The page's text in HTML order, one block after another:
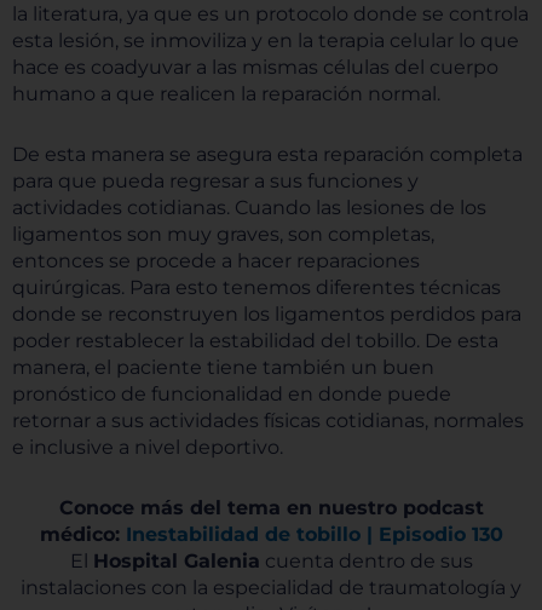
la literatura, ya que es un protocolo donde se controla
esta lesión, se inmoviliza y en la terapia celular lo que
hace es coadyuvar a las mismas células del cuerpo
humano a que realicen la reparación normal.
De esta manera se asegura esta reparación completa
para que pueda regresar a sus funciones y
actividades cotidianas. Cuando las lesiones de los
ligamentos son muy graves, son completas,
entonces se procede a hacer reparaciones
quirúrgicas. Para esto tenemos diferentes técnicas
donde se reconstruyen los ligamentos perdidos para
poder restablecer la estabilidad del tobillo. De esta
manera, el paciente tiene también un buen
pronóstico de funcionalidad en donde puede
retornar a sus actividades físicas cotidianas, normales
e inclusive a nivel deportivo.
Conoce más del tema en nuestro podcast
médico:Inestabilidad de tobillo | Episodio 130
El Hospital Galenia cuenta dentro de sus
instalaciones con la especialidad de traumatología y